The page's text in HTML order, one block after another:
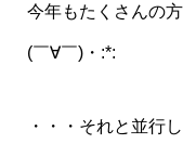
今年もたくさんの
(￣∀￣)・:*:
・・・それと並行